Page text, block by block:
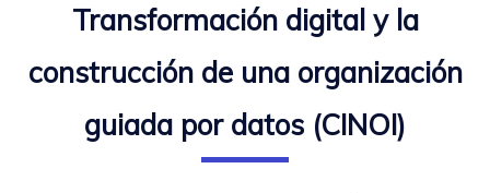
Transformación digital y la
construcción de una organización
guiada por datos (CINOI)